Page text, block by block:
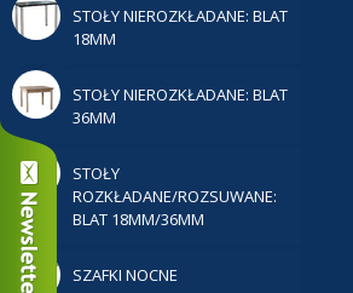
STOŁY NIEROZKŁADANE: BLAT
18MM
STOŁY NIEROZKŁADANE: BLAT
36MM
STOŁY
ROZKŁADANE/ROZSUWANE:
BLAT 18MM/36MM
SZAFKI NOCNE